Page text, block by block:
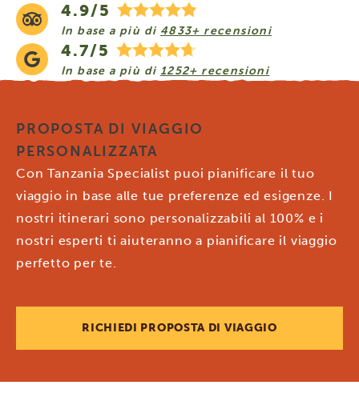
4.9/5
In base a più di 4833+ recensioni
4.7/5
In base a più di 1252+ recensioni
PROPOSTA DI VIAGGIO
PERSONALIZZATA
Con Tanzania Specialist puoi pianificare il tuo
viaggio in base alle tue preferenze ed esigenze. I
nostri itinerari sono personalizzabili al 100% e i
nostri esperti ti aiuteranno a pianificare il viaggio
perfetto per te.
RICHIEDI PROPOSTA DI VIAGGIO